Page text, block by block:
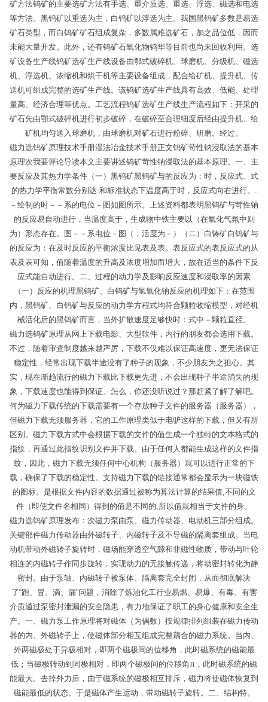
矿方法钨矿的主要选矿方法有手选、重介质选、重选、浮选、磁选和电选
等方法。黑钨矿以重选为主，白钨矿以浮选为主。我国黑钨矿多数是易选
矿石类型，而白钨矿矿石组成复杂，多数属难选矿石，加之品位低，因而
未能大量开发。此外，还有钨矿石氧化物钨华等目前也尚未回收利用。选
矿设备生产线钨矿选矿生产线设备由鄂式破碎机、球磨机、分级机、磁选
机、浮选机、浓缩机和烘干机等主要设备组成，配合给矿机、提升机、传
送机可组成完整的选矿生产线。该钨矿选矿生产线具有高效、低能、处理
量高、经济合理等优点。工艺流程钨矿选矿生产线生产流程如下：开采的
矿石先由鄂式破碎机进行初步破碎，在破碎至合理细度后经由提升机、给
矿机均匀送入球磨机，由球磨机对矿石进行粉碎、研磨。经过。
磁力选钨矿原理技术手册湿法冶金技术手册正文钨矿苛性钠浸取法的基本
原理次我要评论导读本文主要讲述钨矿苛性钠浸取法的基本原理。一、主
要反应及其热力学条件（一）黑钨矿黑钨矿与的反应为：时，反应式、式
的热力学平衡常数分别达.和标准状态下温度高于时，反应式向右进行。.
－绘制的时－－系的电位－图如图所示。上述资料都表明黑钨矿与苛性钠
的反应易自动进行，当温度高于，生成物中铁主要以（在氧化气氛中则
为）形态存在。图－－系电位－图（，活度为－）（二）白铸矿白钨矿与
的反应为：在及时反应的平衡浓度比见表及表。表反应式的表反应式的从
表及表可知，值随着温度的升高及浓度增加而增大，故在适当的条件下反
应式能自动进行。二、过程的动力学及影响反应速度和浸取率的因素
（一）反应的机理黑钨矿、白钨矿与氢氧化钠反应的机理如下：在范围
内，黑钨矿、白钨矿与反应的动力学方程式均符合颗粒收缩模型，对经机
械活化后的黑钨矿而言，当外扩散速度足够快时：式中－颗粒直径。
磁力选钨矿原理从网上下载电影、大型软件，内行的朋友都会选用下载。
不过，随着审查制度越来越严厉，下载不仅难以保证高速度，更无法保证
稳定性，经常出现下载半途没有了种子的现象，不少朋友为之担心。其
实，现在渐趋流行的磁力下载比下载更先进，不会出现种子半途消失的现
象，下载速度也能得到保证。怎么，你还没听说过？那赶紧了解了解吧。
何为磁力下载传统的下载需要有一个存放种子文件的服务器（服务器），
但磁力下载无须服务器，它的工作原理类似于电驴这样的下载，但又有所
区别。磁力下载方式中会根据下载的文件的值生成一个独特的文本格式的
指纹，再通过此指纹识别文件并下载。由于任何人都能生成这样的文件指
纹，因此，磁力下载无须任何中心机构（服务器）就可以进行正常的下
载，确保了下载的稳定性。支持磁力下载的链接通常都会显示为一块磁铁
的图标。是根据文件内容的数据通过被称为算法计算的结果值,不同的文
件（即使文件名相同）得到的值是不同的,所以值就相当于文件的身。
磁力选钨矿原理发布：次磁力泵由泵、磁力传动器、电动机三部分组成。
关键部件磁力传动器由外磁转子、内磁转子及不导磁的隔离套组成。当电
动机带动外磁转子旋转时，磁场能穿透空气隙和非磁性物质，带动与叶轮
相连的内磁转子作同步旋转，实现动力的无接触传递，将动密封转化为静
密封。由于泵轴、内磁转子被泵体、隔离套完全封闭，从而彻底解决
了“跑、冒、滴、漏”问题，消除了炼油化工行业易燃、易爆、有毒、有害
介质通过泵密封泄漏的安全隐患，有力地保证了职工的身心健康和安全生
产。一、磁力泵工作原理将对磁体（为偶数）按规律排列组装在磁力传动
器的内、外磁转子上，使磁体部分相互组成完整藕合的磁力系统。当内、
外两磁极处于异极相对，即两个磁极间的位移角，此时磁系统的磁能最
低；当磁极转动到同极相对，即两个磁极间的位移角π，此时磁系统的磁
能最大。去掉外力后，由于磁系统的磁极相互排斥，磁力将使磁体恢复到
磁能最低的状态。于是磁体产生运动，带动磁转子旋转。二、结构特。